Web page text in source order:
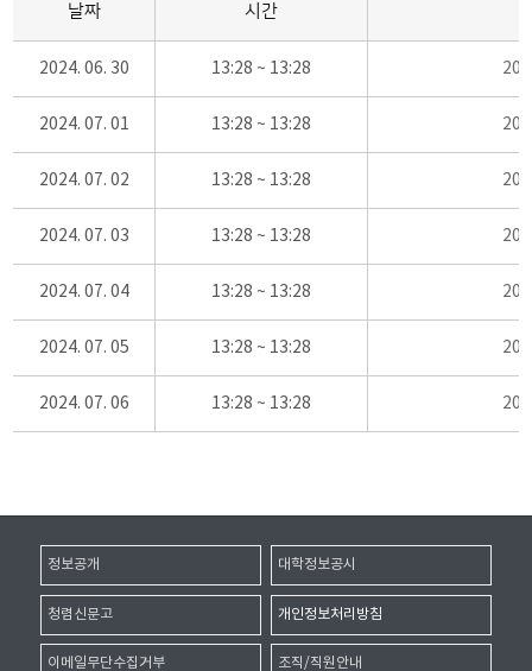
날짜 시간
2024. 06. 30 13:28 ~ 13:28
2024. 07. 01 13:28 ~ 13:28
2024. 07. 02 13:28 ~ 13:28
2024. 07. 03 13:28 ~ 13:28
2024. 07. 04 13:28 ~ 13:28
2024. 07. 05 13:28 ~ 13:28
2024. 07. 06 13:28 ~ 13:28
정보공개 대학정보공시
청렴신문고 개인정보처리방침
이메일무단수집거부 조직/직원안내